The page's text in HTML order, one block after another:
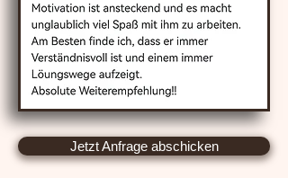
Jetzt Anfrage abschicken